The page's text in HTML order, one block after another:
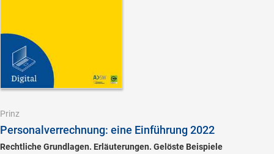
Prinz
Personalverrechnung: eine Einführung 2022
Rechtliche Grundlagen. Erläuterungen. Gelöste Beispiele